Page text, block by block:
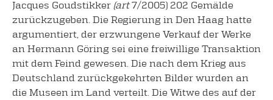
Jacques Goudstikker (art7/2005) 202 Gemälde
zurückzugeben. Die Regierung in Den Haag hatte
argumentiert, der erzwungene Verkauf der Werke
an Hermann Göring sei eine freiwillige Transaktion
mit dem Feind gewesen. Die nach dem Krieg aus
Deutschland zurückgekehrten Bilder wurden an
die Museen im Land verteilt. Die Witwe des auf der